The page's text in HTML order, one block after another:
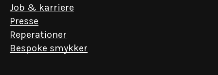
Job & karriere
Presse
Reperationer
Bespoke smykker